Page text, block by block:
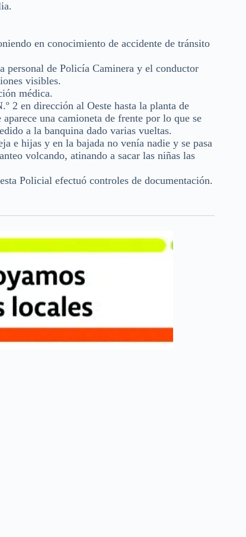
en conocimiento de accidente de tránsito
de Policía Caminera y el conductor
visibles.
médica.
2 en dirección al Oeste hasta la planta de
una camioneta de frente por lo que se
a la banquina dado varias vueltas.
e hijas y en la bajada no venía nadie y se pasa
volcando, atinando a sacar las niñas las
Policial efectuó controles de documentación.